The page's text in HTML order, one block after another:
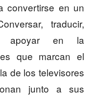
convertirse en un
traducir,
apoyar en la
que marcan el
de los televisores
junto a sus